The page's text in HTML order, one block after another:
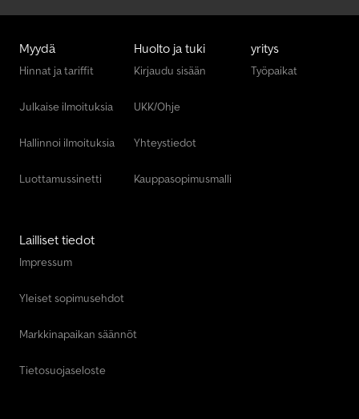
Myydä
Hinnat ja tariffit
Julkaise ilmoituksia
Hallinnoi ilmoituksia
Luottamussinetti
Huolto ja tuki
Kirjaudu sisään
UKK/Ohje
Yhteystiedot
Kauppasopimusmalli
yritys
Työpaikat
Lailliset tiedot
Impressum
Yleiset sopimusehdot
Markkinapaikan säännöt
Tietosuojaseloste